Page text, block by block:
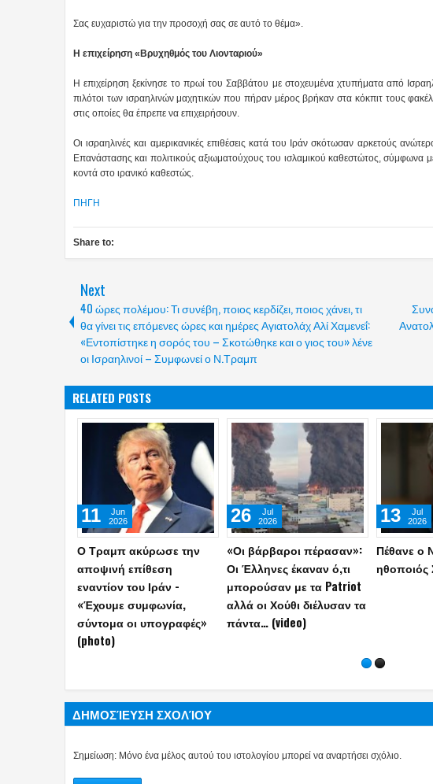
Σας ευχαριστώ για την προσοχή σας σε αυτό το θέμα».
Η επιχείρηση «Βρυχηθμός του Λιονταριού»
Η επιχείρηση ξεκίνησε το πρωί του Σαββάτου με στοχευμένα χτυπήματα από
πιλότοι των ισραηλινών μαχητικών που πήραν μέρος βρήκαν στα κόκπιτ τους
στις οποίες θα έπρεπε να επιχειρήσουν.
Οι ισραηλινές και αμερικανικές επιθέσεις κατά του Ιράν σκότωσαν αρκετούς
Επανάστασης και πολιτικούς αξιωματούχους του ισλαμικού καθεστώτος,
κοντά στο ιρανικό καθεστώς.
ΠΗΓΗ
Share to:
Next
40 ώρες πολέμου: Τι συνέβη, ποιος κερδίζει, ποιος χάνει, τι
θα γίνει τις επόμενες ώρες και ημέρες Αγιατολάχ Αλί Χαμενεΐ:
«Εντοπίστηκε η σορός του – Σκοτώθηκε και ο γιος του» λένε
οι Ισραηλινοί – Συμφωνεί ο Ν.Τραμπ
RELATED POSTS
Η Τουρκία αποκάλυψε την
κατασκευή του
διηπειρωτικού πυραύλου
Yildirimhan ακτίνας
δράσης 6.000 χλμ.! (video)
06
May
2026
Πυρά στο δείπνο
ανταποκριτών του Λευκού
Οίκου - Απομακρύνθηκε ο
Τραμπ
26
Apr
2026
«Βόμβα»
Τουρκίας-
03
Mar
2026
ΔΗΜΟΣΊΕΥΣΗ ΣΧΟΛΊΟΥ